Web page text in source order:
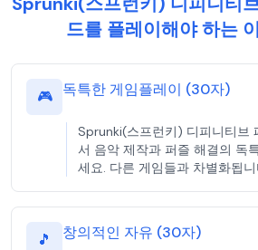
드를 플레이해야 하는
🎮 독특한 게임플레이 (30자)
Sprunki(스프런키) 디피니티브
서 음악 제작과 퍼즐 해결의 독
세요. 다른 게임들과 차별화됩
🎵 창의적인 자유 (30자)